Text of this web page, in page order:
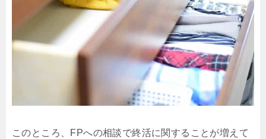
このところ、FPへの相談で終活に関することが増えて